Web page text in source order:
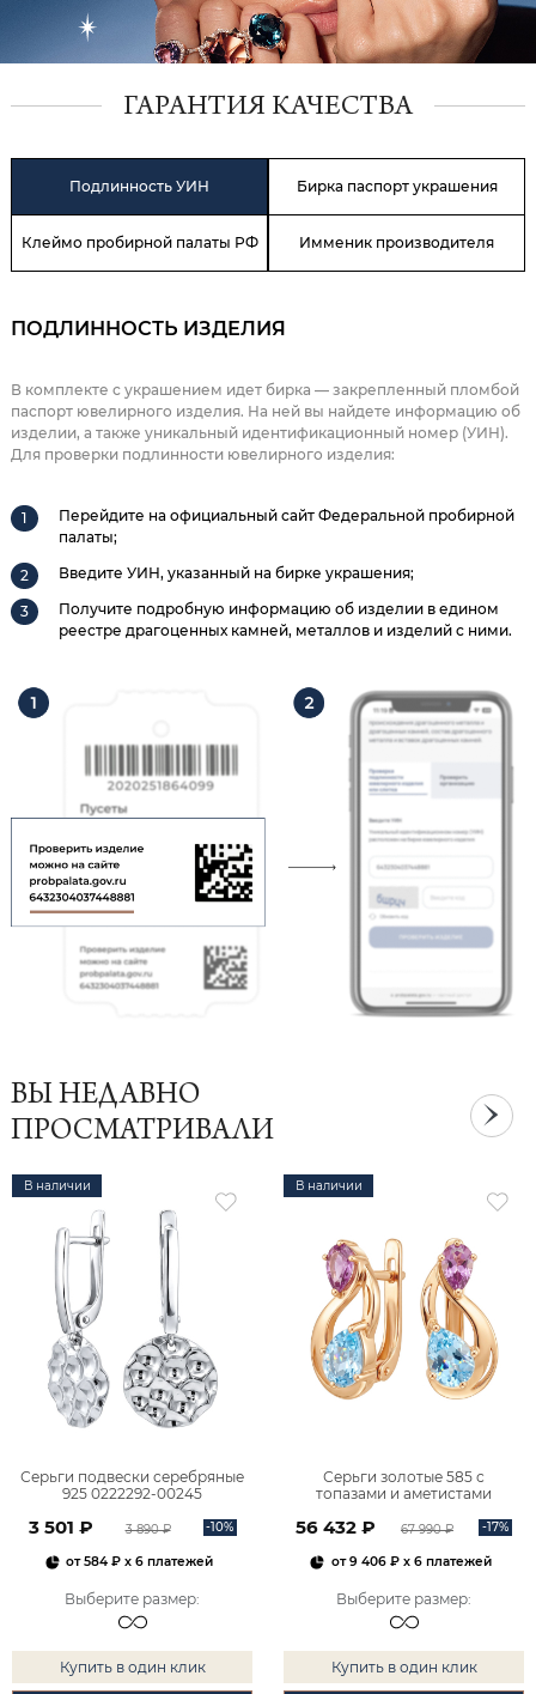
ГАРАНТИЯ КАЧЕСТВА
Подлинность УИН Бирка паспорт украшения
Клеймо пробирной палаты РФ Имменик производителя
ПОДЛИННОСТЬ ИЗДЕЛИЯ
В комплекте с украшением идет бирка — закрепленный пломбой
паспорт ювелирного изделия. На ней вы найдете информацию об
изделии, а также уникальный идентификационный номер (УИН).
Для проверки подлинности ювелирного изделия:
Перейдите на официальный сайт Федеральной пробирной
палаты;
Введите УИН, указанный на бирке украшения;
Получите подробную информацию об изделии в едином
реестре драгоценных камней, металлов и изделий с ними.
ВЫ НЕДАВНО
ПРОСМАТРИВАЛИ
В наличии
Серьги подвески серебряные
925 0222292-00245
3 501 ₽ 3 890 ₽ -10%
от584 ₽ x 6 платежей
Выберите размер:
Купить в один клик
В наличии
Серьги золотые 585 с
топазами и аметистами
56 432 ₽ 67 990 ₽ -17%
от9 406 ₽x 6 платежей
Выберите размер:
Купить в один клик